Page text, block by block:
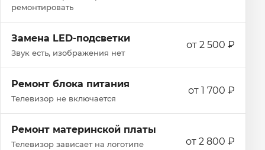
ремонтировать
Замена LED-подсветки
Звук есть, изображения нет
от 2 500 ₽
Ремонт блока питания
Телевизор не включается
от 1 700 ₽
Ремонт материнской платы
Телевизор зависает на логотипе
от 2 800 ₽